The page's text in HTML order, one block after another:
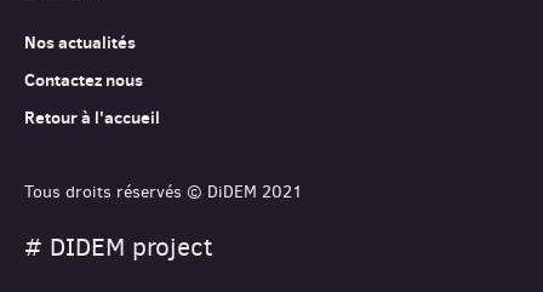
Nos actualités
Contactez nous
Retour à l'accueil
Tous droits réservés © DiDEM 2021
# DIDEM project